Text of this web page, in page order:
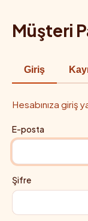
Müşteri
Giriş
Hesabınıza giriş
E-posta
Şifre